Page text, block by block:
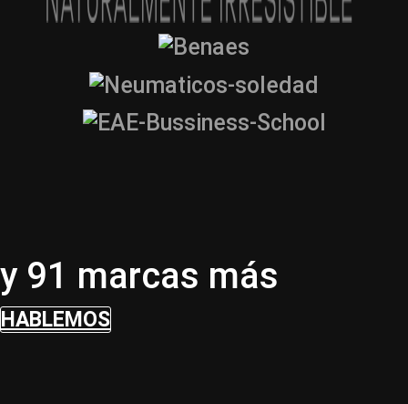
y 91 marcas más
HABLEMOS